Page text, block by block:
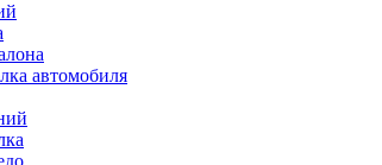
автомобиля